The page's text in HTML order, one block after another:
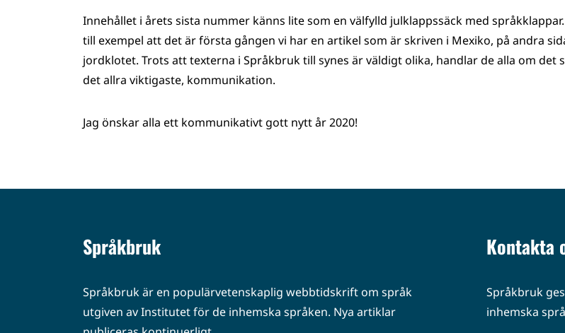
Innehållet i årets sista nummer känns lite som en välfylld julklappssäck med
till exempel att det är första gången vi har en artikel som är skriven i Mexiko, på andra
jordklotet. Trots att texterna i Språkbruk till synes är väldigt olika, handlar de alla om det
det allra viktigaste, kommunikation.
Jag önskar alla ett kommunikativt gott nytt år 2020!
Språkbruk
Språkbruk är en populärvetenskaplig webbtidskrift om språk
utgiven av Institutet för de inhemska språken. Nya artiklar
Kontakta
Språkbruk
inhemska